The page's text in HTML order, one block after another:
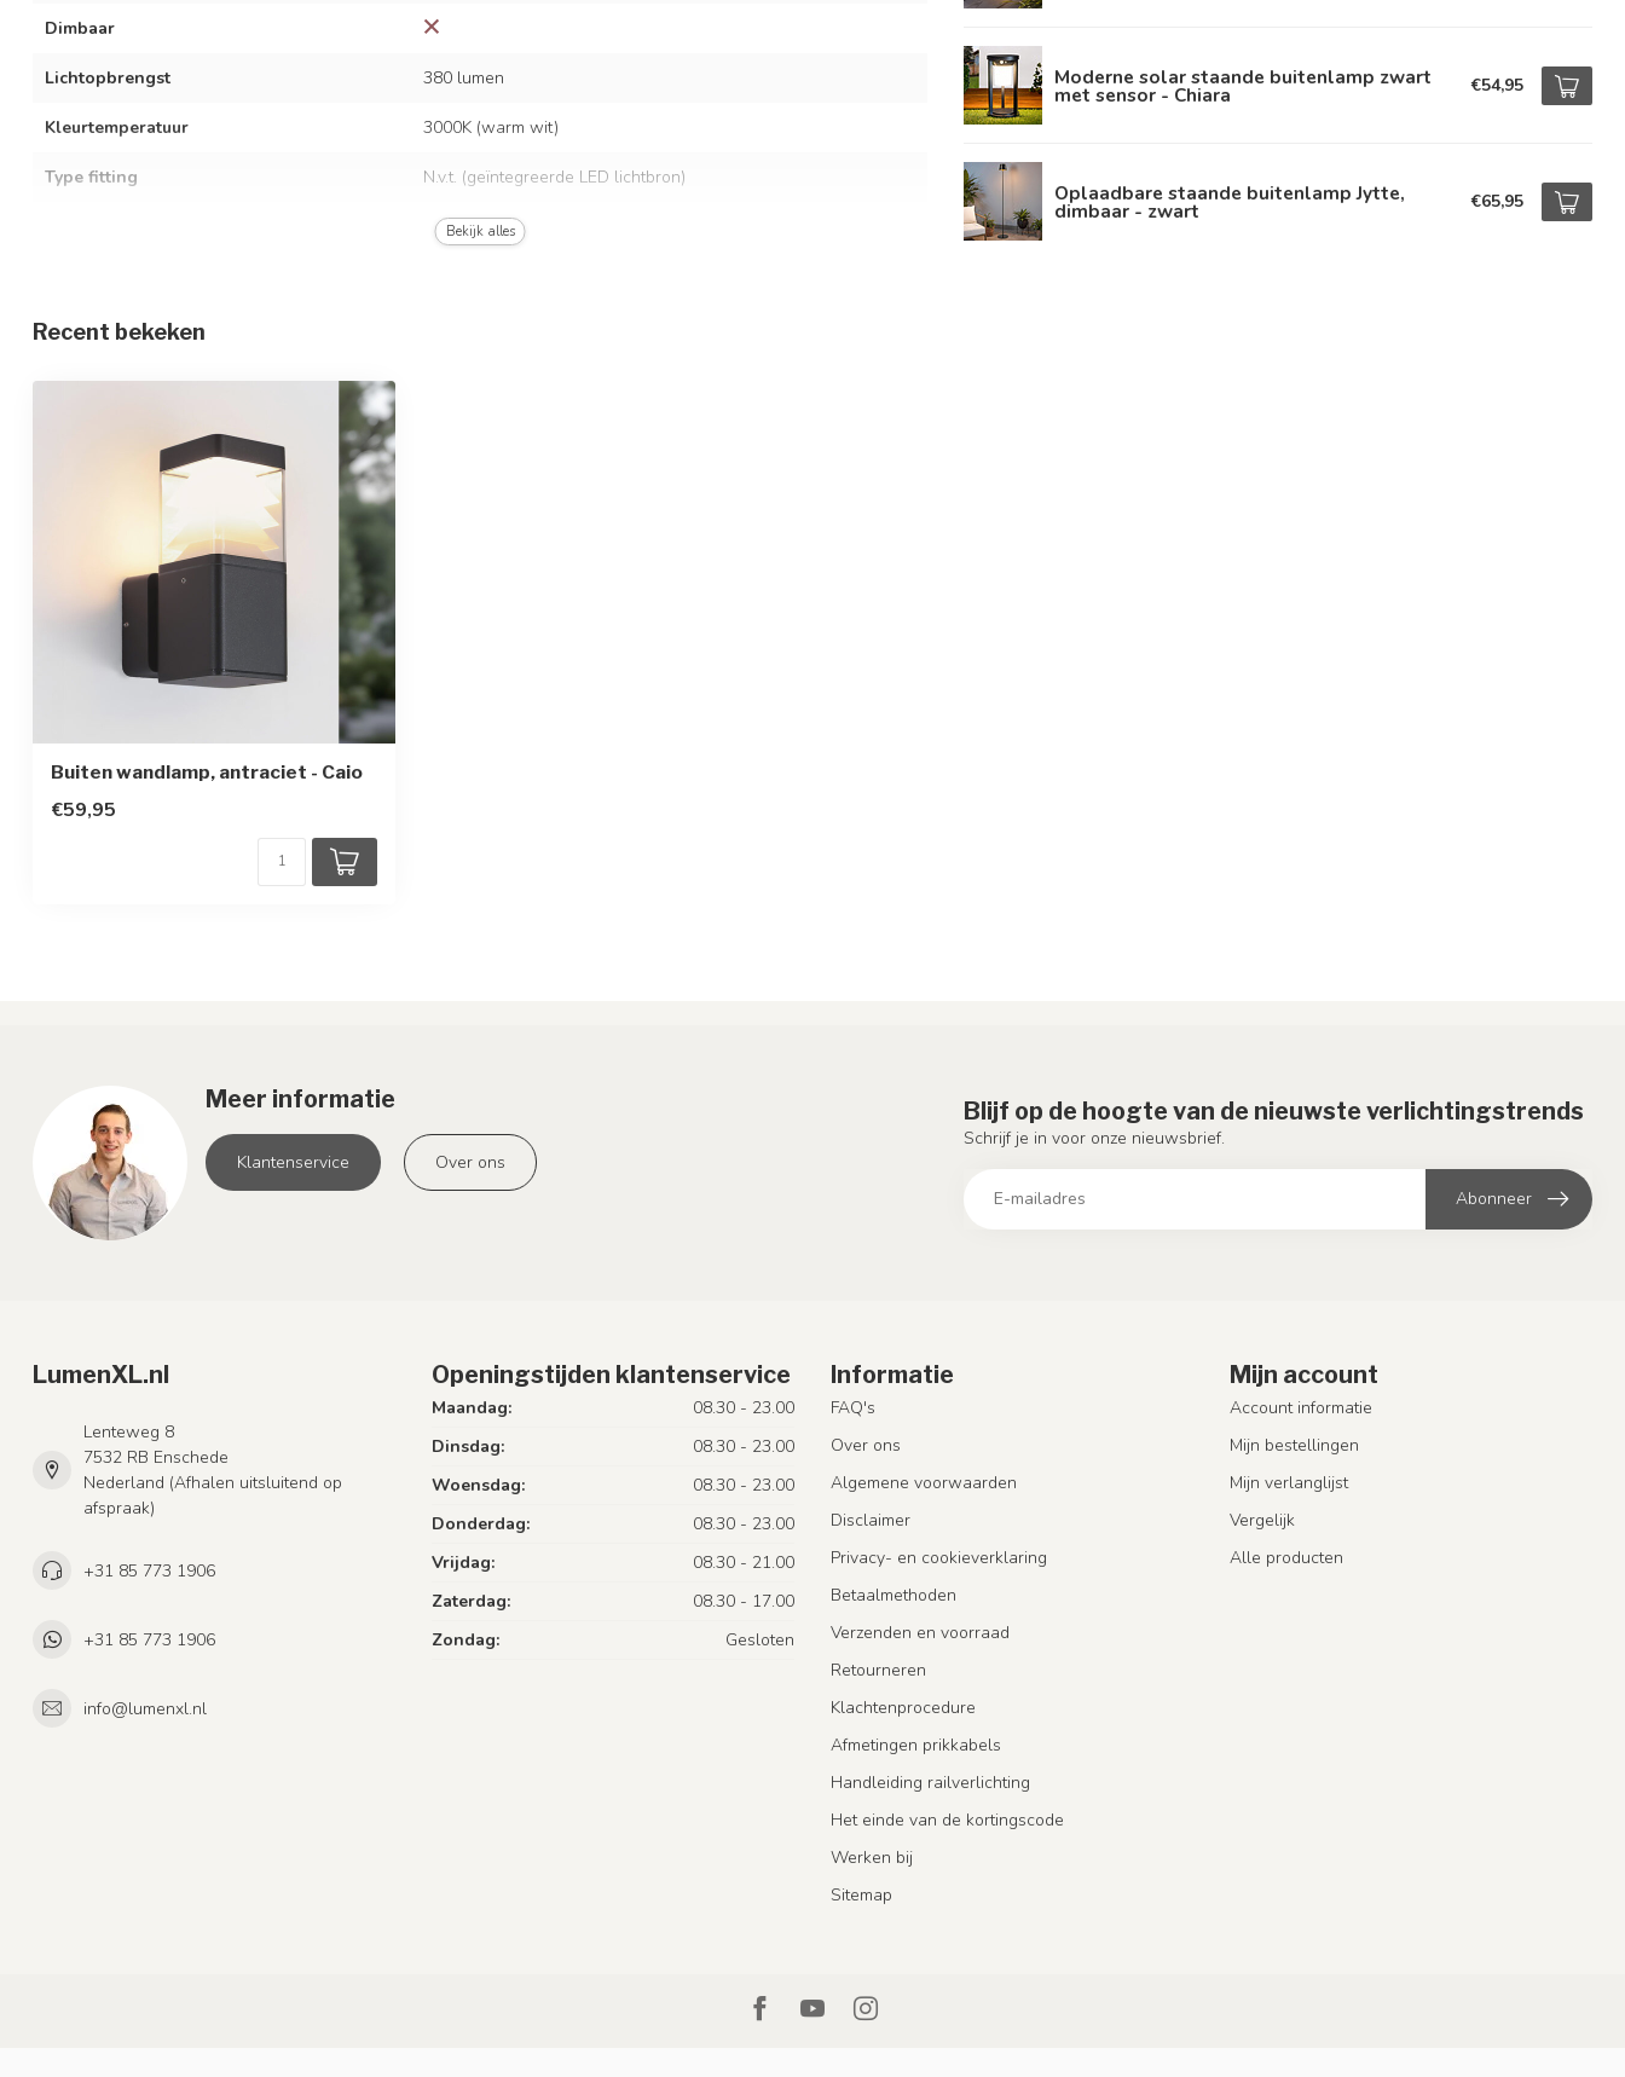
Dimbaar
Lichtopbrengst 380 lumen
Kleurtemperatuur 3000K (warm wit)
Type fitting N.v.t. (geïntegreerde LED lichtbron)
10,5 watt
Frequentie
Kleur armatuur
Afmetingen
Beschermingsgraad
Beschermingsklasse
Bekijk alles
Moderne solar staande buitenlamp zwart
met sensor - Chiara €54,95
Oplaadbare staande buitenlamp Jytte,
dimbaar - zwart €65,95
Recent bekeken
Buiten wandlamp, antraciet - Caio
€59,95
Meer informatie
Klantenservice Over ons
Blijf op de hoogte van de nieuwste verlichtingstrends
Schrijf je in voor onze nieuwsbrief.
Abonneer
LumenXL.nl
Lenteweg 8
7532 RB Enschede
Nederland (Afhalen uitsluitend op
afspraak)
+31 85 773 1906
+31 85 773 1906
info@lumenxl.nl
Openingstijden klantenservice
Maandag:
08.30 - 23.00
Dinsdag:
08.30 - 23.00
Woensdag:
08.30 - 23.00
Donderdag:
08.30 - 23.00
Vrijdag:
08.30 - 21.00
Zaterdag:
08.30 - 17.00
Zondag:
Gesloten
Informatie
FAQ's
Over ons
Algemene voorwaarden
Disclaimer
Privacy- en cookieverklaring
Betaalmethoden
Verzenden en voorraad
Retourneren
Klachtenprocedure
Afmetingen prikkabels
Handleiding railverlichting
Het einde van de kortingscode
Werken bij
Sitemap
Mijn account
Account informatie
Mijn bestellingen
Mijn verlanglijst
Vergelijk
Alle producten